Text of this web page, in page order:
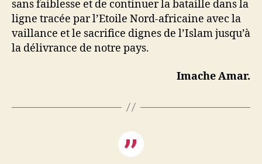
sans faiblesse et de continuer la bataille dans la
ligne tracée par l’Etoile Nord-africaine avec la
vaillance et le sacrifice dignes de l’Islam jusqu’à
la délivrance de notre pays.
Imache Amar.